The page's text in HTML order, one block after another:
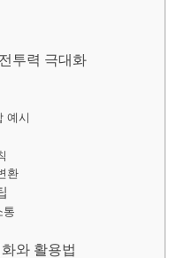
투력 극대화
예시
환
통
와 활용법